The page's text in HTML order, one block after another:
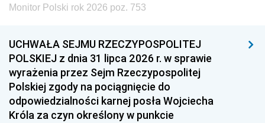
Monitor Polski rok 2026 poz. 753
UCHWAŁA SEJMU RZECZYPOSPOLITEJ
POLSKIEJ z dnia 31 lipca 2026 r. w sprawie
wyrażenia przez Sejm Rzeczypospolitej
Polskiej zgody na pociągnięcie do
odpowiedzialności karnej posła Wojciecha
Króla za czyn określony w punkcie